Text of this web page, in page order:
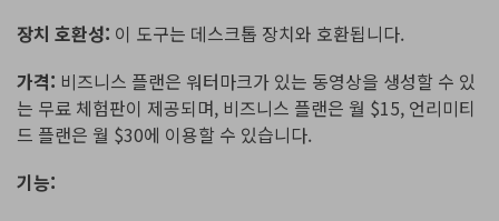
장치 호환성: 이 도구는 데스크톱 장치와 호환됩니다.
가격: 비즈니스 플랜은 워터마크가 있는 동영상을 생성할 수 있
는 무료 체험판이 제공되며, 비즈니스 플랜은 월 $15, 언리미티
드 플랜은 월 $30에 이용할 수 있습니다.
기능: